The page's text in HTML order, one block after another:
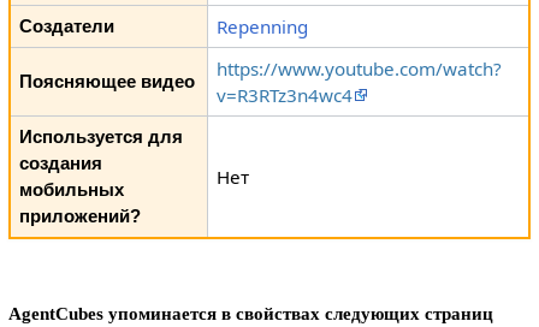
Создатели Repenning
Поясняющее видео
https://www.youtube.com/watch?
v=R3RTz3n4wc4
Используется для
создания
мобильных
приложений?
Нет
AgentCubes упоминается в свойствах следующих страниц